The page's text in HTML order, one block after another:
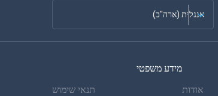
אנגלית (ארה"ב)
צרפתית
ספרדית
אודות
מידע משפטי
תנאי שימוש